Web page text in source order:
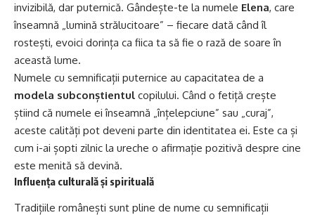
invizibilă, dar puternică. Gândește-te la numele Elena, care
înseamnă „lumină strălucitoare” – fiecare dată când îl
rostești, evoici dorința ca fiica ta să fie o rază de soare în
această lume.
Numele cu semnificații puternice au capacitatea de a
modela subconștientul copilului. Când o fetiță crește
știind că numele ei înseamnă „înțelepciune” sau „curaj”,
aceste calități pot deveni parte din identitatea ei. Este ca și
cum i-ai șopti zilnic la ureche o afirmație pozitivă despre cine
este menită să devină.
Influența culturală și spirituală
Tradițiile românești sunt pline de nume cu semnificații